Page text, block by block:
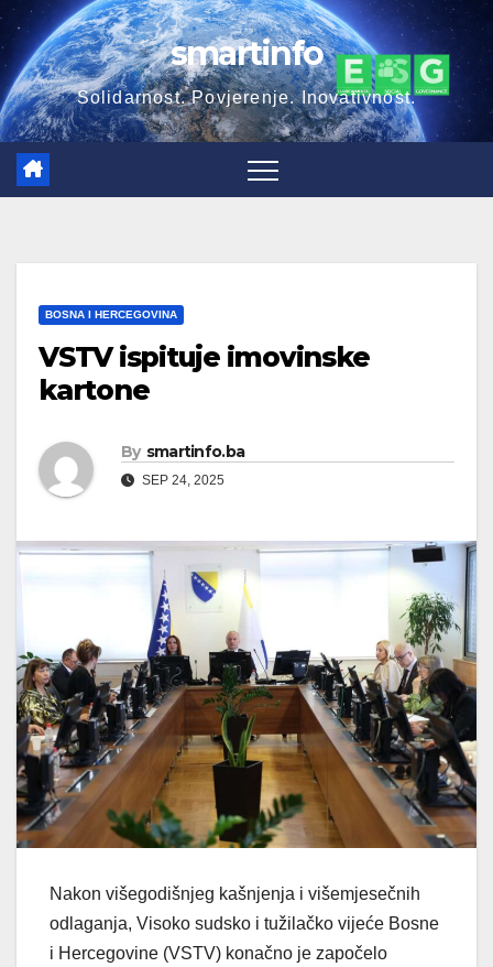
Skip
to
content
smartinfo
Solidarnost. Povjerenje. Inovativnost.
BOSNA I HERCEGOVINA
VSTV ispituje imovinske
kartone
By smartinfo.ba
SEP 24, 2025
Nakon višegodišnjeg kašnjenja i višemjesečnih
odlaganja, Visoko sudsko i tužilačko vijeće Bosne
i Hercegovine (VSTV) konačno je započelo